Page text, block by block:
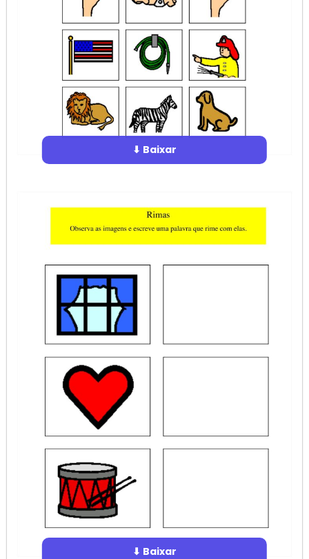
⬇ Baixar
⬇ Baixar